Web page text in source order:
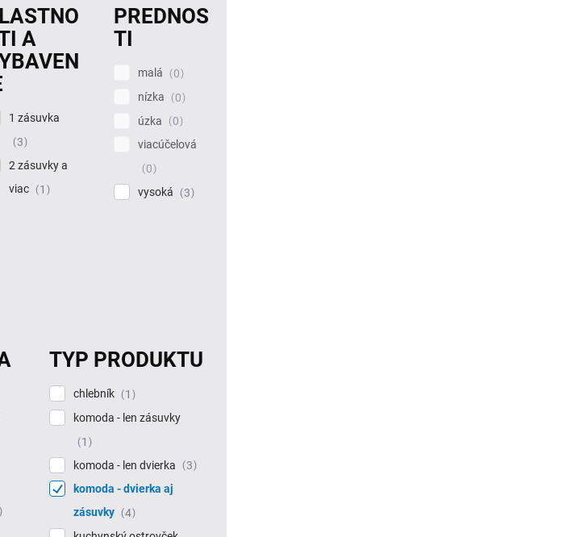
A
1 zásuvka
3
2 zásuvky a
viac
1
PREDNOS
TI
malá
0
nízka
0
úzka
0
viacúčelová
0
vysoká
3
TYP PRODUKTU
chlebník
1
komoda - len zásuvky
1
komoda - len dvierka
3
komoda - dvierka aj
zásuvky
4